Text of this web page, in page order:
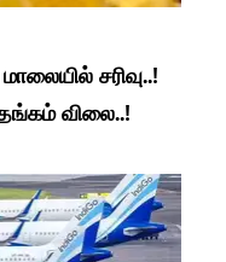
சரிவு..!
விலை..!